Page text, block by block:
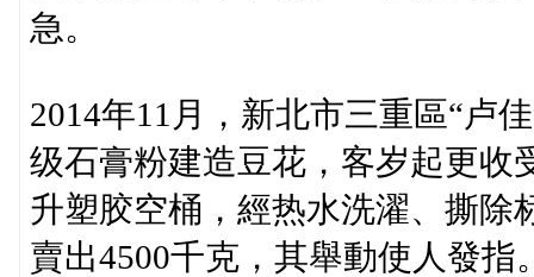
急。
2014年11月，新北市三重區“卢
级石膏粉建造豆花，客岁起更收
升塑胶空桶，經热水洗濯、撕除
賣出4500千克，其舉動使人發指